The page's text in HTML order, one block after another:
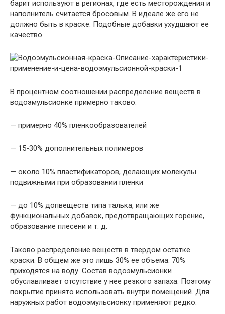
барит используют в регионах, где есть месторождения и
наполнитель считается бросовым. В идеале же его не
должно быть в краске. Подобные добавки ухудшают ее
качество.
В процентном соотношении распределение веществ в
водоэмульсионке примерно таково:
— примерно 40% пленкообразователей
— 15-30% дополнительных полимеров
— около 10% пластификаторов, делающих молекулы
подвижными при образовании пленки
— до 10% допвеществ типа талька, или же
функциональных добавок, предотвращающих горение,
образование плесени и т. д.
Таково распределение веществ в твердом остатке
краски. В общем же это лишь 30% ее объема. 70%
приходятся на воду. Состав водоэмульсионки
обуславливает отсутствие у нее резкого запаха. Поэтому
покрытие принято использовать внутри помещений. Для
наружных работ водоэмульсионку применяют редко.